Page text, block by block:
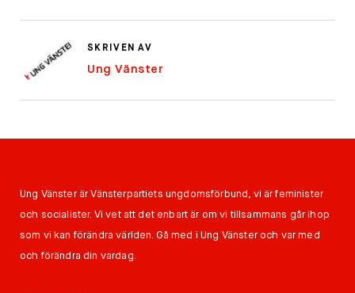
SKRIVEN AV
Ung Vänster
Ung Vänster är Vänsterpartiets ungdomsförbund, vi är feminister
och socialister. Vi vet att det enbart är om vi tillsammans går ihop
som vi kan förändra världen. Gå med i Ung Vänster och var med
och förändra din vardag.